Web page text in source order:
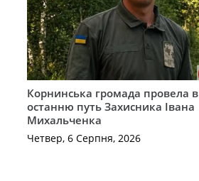
Корнинська громада провела в
останню путь Захисника Івана
Михальченка
Четвер, 6 Серпня, 2026